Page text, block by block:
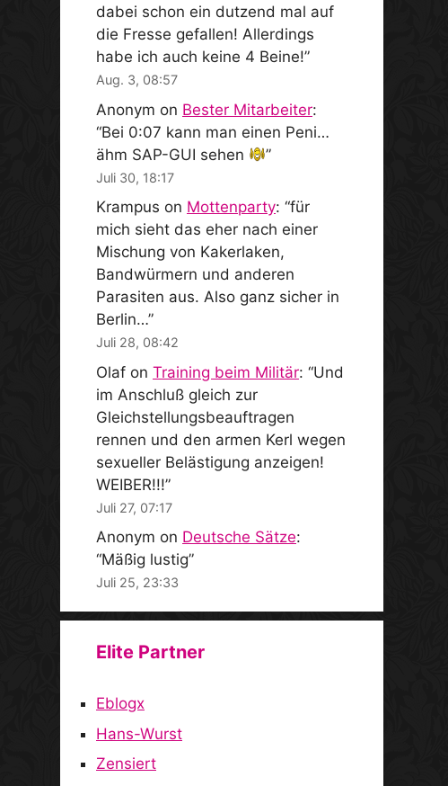
dabei schon ein dutzend mal auf
die Fresse gefallen! Allerdings
habe ich auch keine 4 Beine!”
Aug. 3, 08:57
Anonym on Bester Mitarbeiter:
“Bei 0:07 kann man einen Peni…
ähm SAP-GUI sehen
”
Juli 30, 18:17
Krampus on Mottenparty: “für
mich sieht das eher nach einer
Mischung von Kakerlaken,
Bandwürmern und anderen
Parasiten aus. Also ganz sicher in
Berlin…”
Juli 28, 08:42
Olaf on Training beim Militär: “Und
im Anschluß gleich zur
Gleichstellungsbeauftragen
rennen und den armen Kerl wegen
sexueller Belästigung anzeigen!
WEIBER!!!”
Juli 27, 07:17
Anonym on Deutsche Sätze:
“Mäßig lustig”
Juli 25, 23:33
Elite Partner
Eblogx
Hans-Wurst
Zensiert